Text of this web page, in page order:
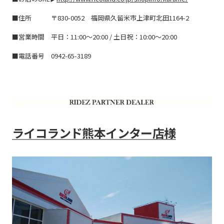
■住所 〒830-0052 福岡県久留米市上津町北田1164-2
■営業時間 平日：11:00～20:00 / 土日祝：10:00～20:00
■電話番号 0942-65-3189
ライコランド熊本インター店様